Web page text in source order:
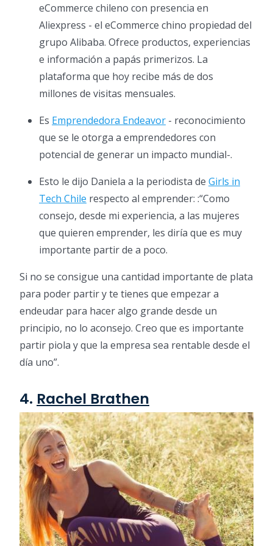
eCommerce chileno con presencia en
Aliexpress - el eCommerce chino propiedad del
grupo Alibaba. Ofrece productos, experiencias
e información a papás primerizos. La
plataforma que hoy recibe más de dos
millones de visitas mensuales.
Es Emprendedora Endeavor - reconocimiento
que se le otorga a emprendedores con
potencial de generar un impacto mundial-.
Esto le dijo Daniela a la periodista de Girls in
Tech Chile respecto al emprender: :“Como
consejo, desde mi experiencia, a las mujeres
que quieren emprender, les diría que es muy
importante partir de a poco.
Si no se consigue una cantidad importante de plata
para poder partir y te tienes que empezar a
endeudar para hacer algo grande desde un
principio, no lo aconsejo. Creo que es importante
partir piola y que la empresa sea rentable desde el
día uno”.
4. Rachel Brathen